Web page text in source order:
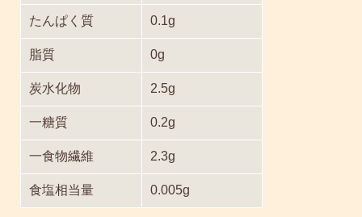
たんぱく質 0.1g
脂質 0g
炭水化物 2.5g
一糖質 0.2g
一食物繊維 2.3g
食塩相当量 0.005g